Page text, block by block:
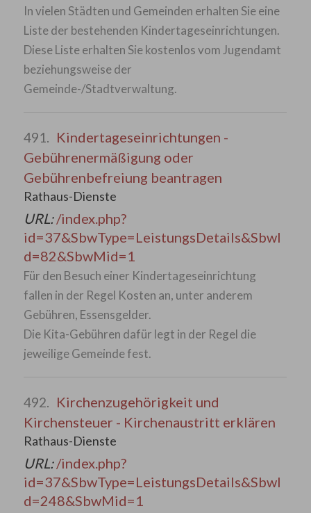
In vielen Städten und Gemeinden erhalten Sie eine
Liste der bestehenden Kindertageseinrichtungen.
Diese Liste erhalten Sie kostenlos vom Jugendamt
beziehungsweise der
Gemeinde-/Stadtverwaltung.
491. Kindertageseinrichtungen -
Gebührenermäßigung oder
Gebührenbefreiung beantragen
Rathaus-Dienste
URL:/index.php?
id=37&SbwType=LeistungsDetails&SbwI
d=82&SbwMid=1
Für den Besuch einer Kindertageseinrichtung
fallen in der Regel Kosten an, unter anderem
Gebühren, Essensgelder.
Die Kita-Gebühren dafür legt in der Regel die
jeweilige Gemeinde fest.
492. Kirchenzugehörigkeit und
Kirchensteuer - Kirchenaustritt erklären
Rathaus-Dienste
URL:/index.php?
id=37&SbwType=LeistungsDetails&SbwI
d=248&SbwMid=1